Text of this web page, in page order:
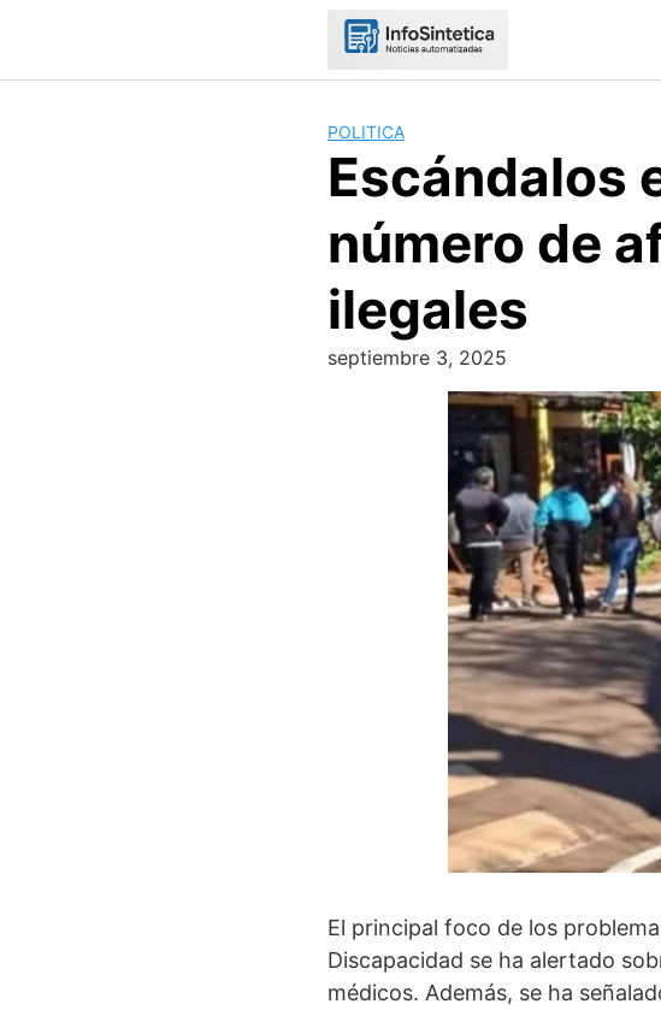
POLITICA
Escándalos
número de
ilegales
septiembre 3, 2025
El principal foco de los
Discapacidad se ha alertado
médicos. Además, se ha